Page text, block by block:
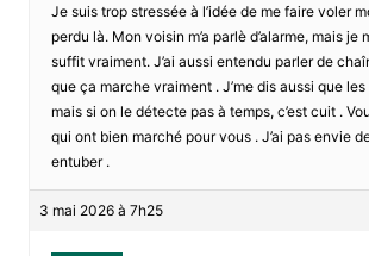
Je suis trop stressée à l’idée de me faire voler
perdu là. Mon voisin m’a parlè d’alarme, mais je
suffit vraiment. J’ai aussi entendu parler de
que ça marche vraiment . J’me dis aussi que les
mais si on le détecte pas à temps, c’est cuit .
qui ont bien marché pour vous . J’ai pas envie
entuber .
3 mai 2026 à 7h25